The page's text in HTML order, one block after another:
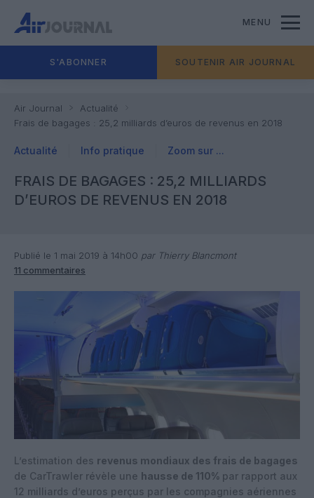
MENU
S'ABONNER SOUTENIR AIR JOURNAL
Air Journal
Actualité
Frais de bagages : 25,2 milliards d’euros de revenus en 2018
Actualité Info pratique Zoom sur ...
FRAIS DE BAGAGES : 25,2 MILLIARDS
D’EUROS DE REVENUS EN 2018
Publié le 1 mai 2019 à 14h00 par Thierry Blancmont
11 commentaires
L’estimation des revenus mondiaux des frais de bagages
de CarTrawler révèle une hausse de 110% par rapport aux
12 milliards d’euros perçus par les compagnies aériennes